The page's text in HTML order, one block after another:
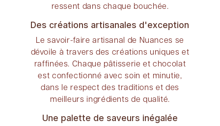
ressent dans chaque bouchée.
Des créations artisanales d'exception
Le savoir-faire artisanal de Nuances se
dévoile à travers des créations uniques et
raffinées. Chaque pâtisserie et chocolat
est confectionné avec soin et minutie,
dans le respect des traditions et des
meilleurs ingrédients de qualité.
Une palette de saveurs inégalée